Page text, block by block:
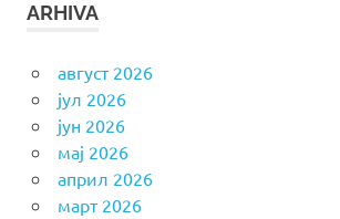
ARHIVA
август 2026
јул 2026
јун 2026
мај 2026
април 2026
март 2026